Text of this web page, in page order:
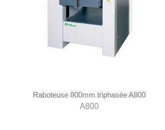
Raboteuse 800mm triphasée A800
A800